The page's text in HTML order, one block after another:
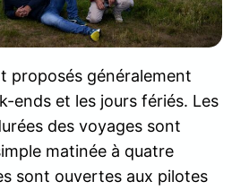
proposés généralement
ends et les jours fériés. Les
des voyages sont
matinée à quatre
sont ouvertes aux pilotes